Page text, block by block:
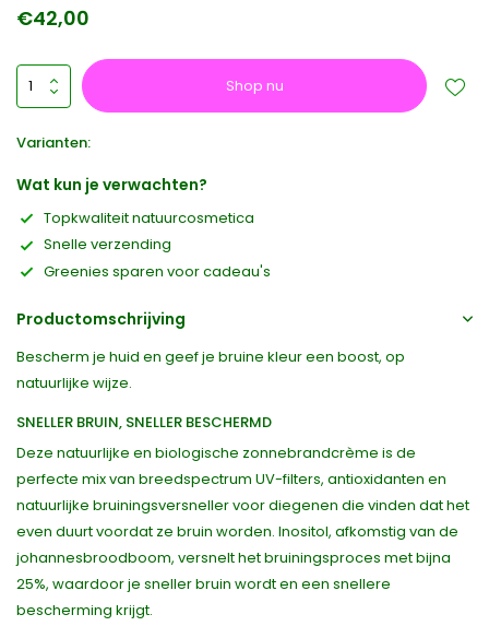
€42,00
Shop nu
Varianten:
Wat kun je verwachten?
Topkwaliteit natuurcosmetica
Snelle verzending
Greenies sparen voor cadeau's
Productomschrijving
Bescherm je huid en geef je bruine kleur een boost, op
natuurlijke wijze.
SNELLER BRUIN, SNELLER BESCHERMD
Deze natuurlijke en biologische zonnebrandcrème is de
perfecte mix van breedspectrum UV-filters, antioxidanten en
natuurlijke bruiningsversneller voor diegenen die vinden dat het
even duurt voordat ze bruin worden. Inositol, afkomstig van de
johannesbroodboom, versnelt het bruiningsproces met bijna
25%, waardoor je sneller bruin wordt en een snellere
bescherming krijgt.